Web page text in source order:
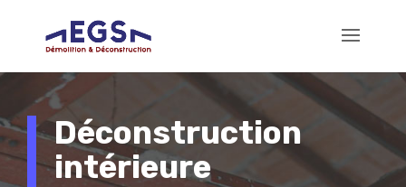
Déconstruction
intérieure